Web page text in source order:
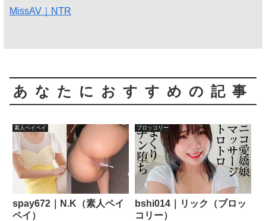
MissAV｜NTR
あなたにおすすめの記事
素人ペイペイ
spay672｜N.K（素人ペイ
ペイ）
ブロッコリー
bshi014｜リック（ブロッ
コリー）